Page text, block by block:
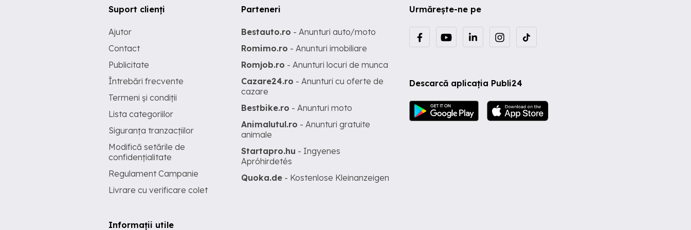
Urmărește-ne pe
Descarcă aplicația Publi24
Suport clienți
Ajutor
Contact
Publicitate
Întrebări frecvente
Termeni și condiții
Lista categoriilor
Siguranța tranzacțiilor
Modifică setările de
confidențialitate
Regulament Campanie
Livrare cu verificare colet
Informații utile
Parteneri
Bestauto.ro - Anunturi auto/moto
Romimo.ro - Anunturi imobiliare
Romjob.ro - Anunturi locuri de munca
Cazare24.ro - Anunturi cu oferte de
cazare
Bestbike.ro - Anunturi moto
Animalutul.ro - Anunturi gratuite
animale
Startapro.hu - Ingyenes
Apróhirdetés
Quoka.de - Kostenlose Kleinanzeigen